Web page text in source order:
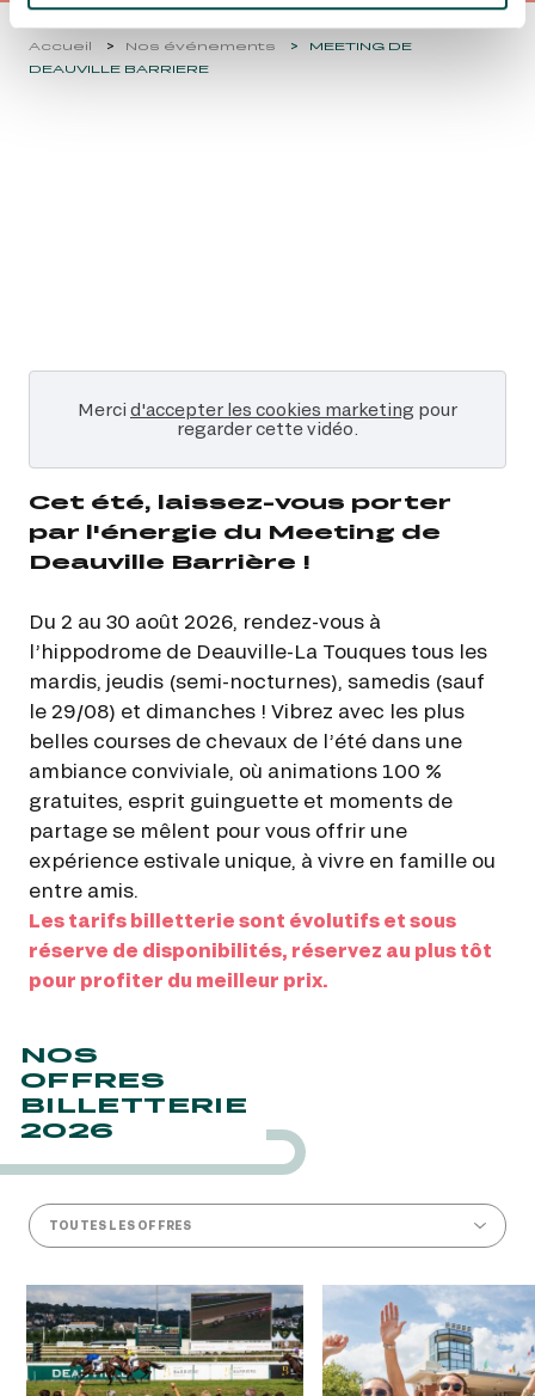
JE RÉSERVE
Accueil Nos événements
MEETING DE
DEAUVILLE BARRIERE
Merci d'accepter les cookies marketing pour
regarder cette vidéo.
Cet été, laissez-vous porter
par l'énergie du Meeting de
Deauville Barrière !
Du 2 au 30 août 2026, rendez-vous à
l’hippodrome de Deauville-La Touques tous les
mardis, jeudis (semi-nocturnes), samedis (sauf
le 29/08) et dimanches ! Vibrez avec les plus
belles courses de chevaux de l’été dans une
ambiance conviviale, où animations 100 %
gratuites, esprit guinguette et moments de
partage se mêlent pour vous offrir une
expérience estivale unique, à vivre en famille ou
entre amis.
Les tarifs billetterie sont évolutifs et sous
réserve de disponibilités, réservez au plus tôt
pour profiter du meilleur prix.
NOS
OFFRES
BILLETTERIE
2026
TOUTES LES OFFRES